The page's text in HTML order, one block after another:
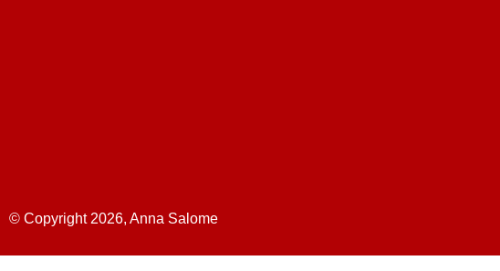
© Copyright 2026, Anna Salome